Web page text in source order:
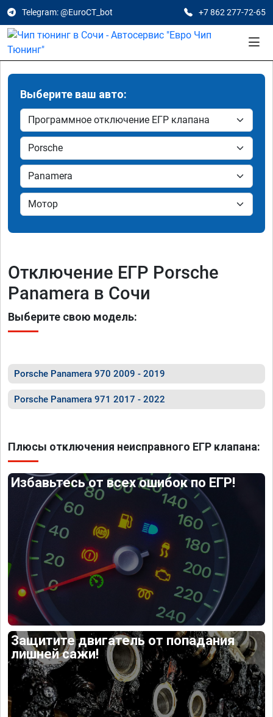
Telegram: @EuroCT_bot +7 862 277-72-65
Выберите ваш авто:
Отключение ЕГР Porsche
Panamera в Сочи
Выберите свою модель:
Porsche Panamera 970 2009 - 2019
Porsche Panamera 971 2017 - 2022
Плюсы отключения неисправного ЕГР клапана:
Избавьтесь от всех ошибок по ЕГР!
Защитите двигатель от попадания
лишней сажи!